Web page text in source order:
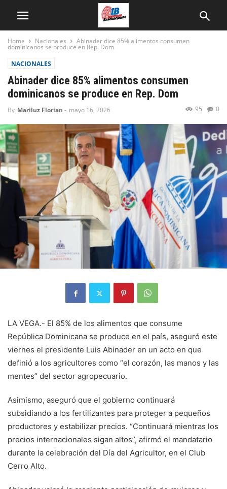
Home Nacionales Abinader dice 85% alimentos consumen
dominicanos se produce en Rep. Dom
NACIONALES
Abinader dice 85% alimentos consumen
dominicanos se produce en Rep. Dom
By Mariluz Florian - mayo 16, 2026 0
95
LA VEGA.- El 85% de los alimentos que consume
República Dominicana se produce en el país, aseguró este
viernes el presidente Luis Abinader en un acto en que
definió a los agricultores como “el corazón, las manos y las
mentes” del sector agropecuario.
Asimismo, aseguró que el gobierno continuará
subsidiando a los fertilizantes para proteger a pequeños
productores y estabilizar precios. “Continuará mientras los
precios internacionales sigan altos”, afirmó el mandatario
durante la celebración del Día del Agricultor, en el Club
Cerro Alto.